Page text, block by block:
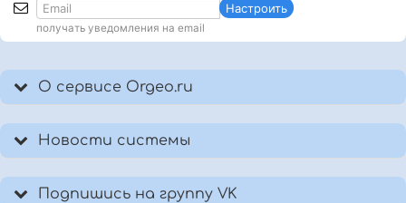
Настроить
получать уведомления на email
О сервисе Orgeo.ru
Новости системы
Подпишись на группу VK